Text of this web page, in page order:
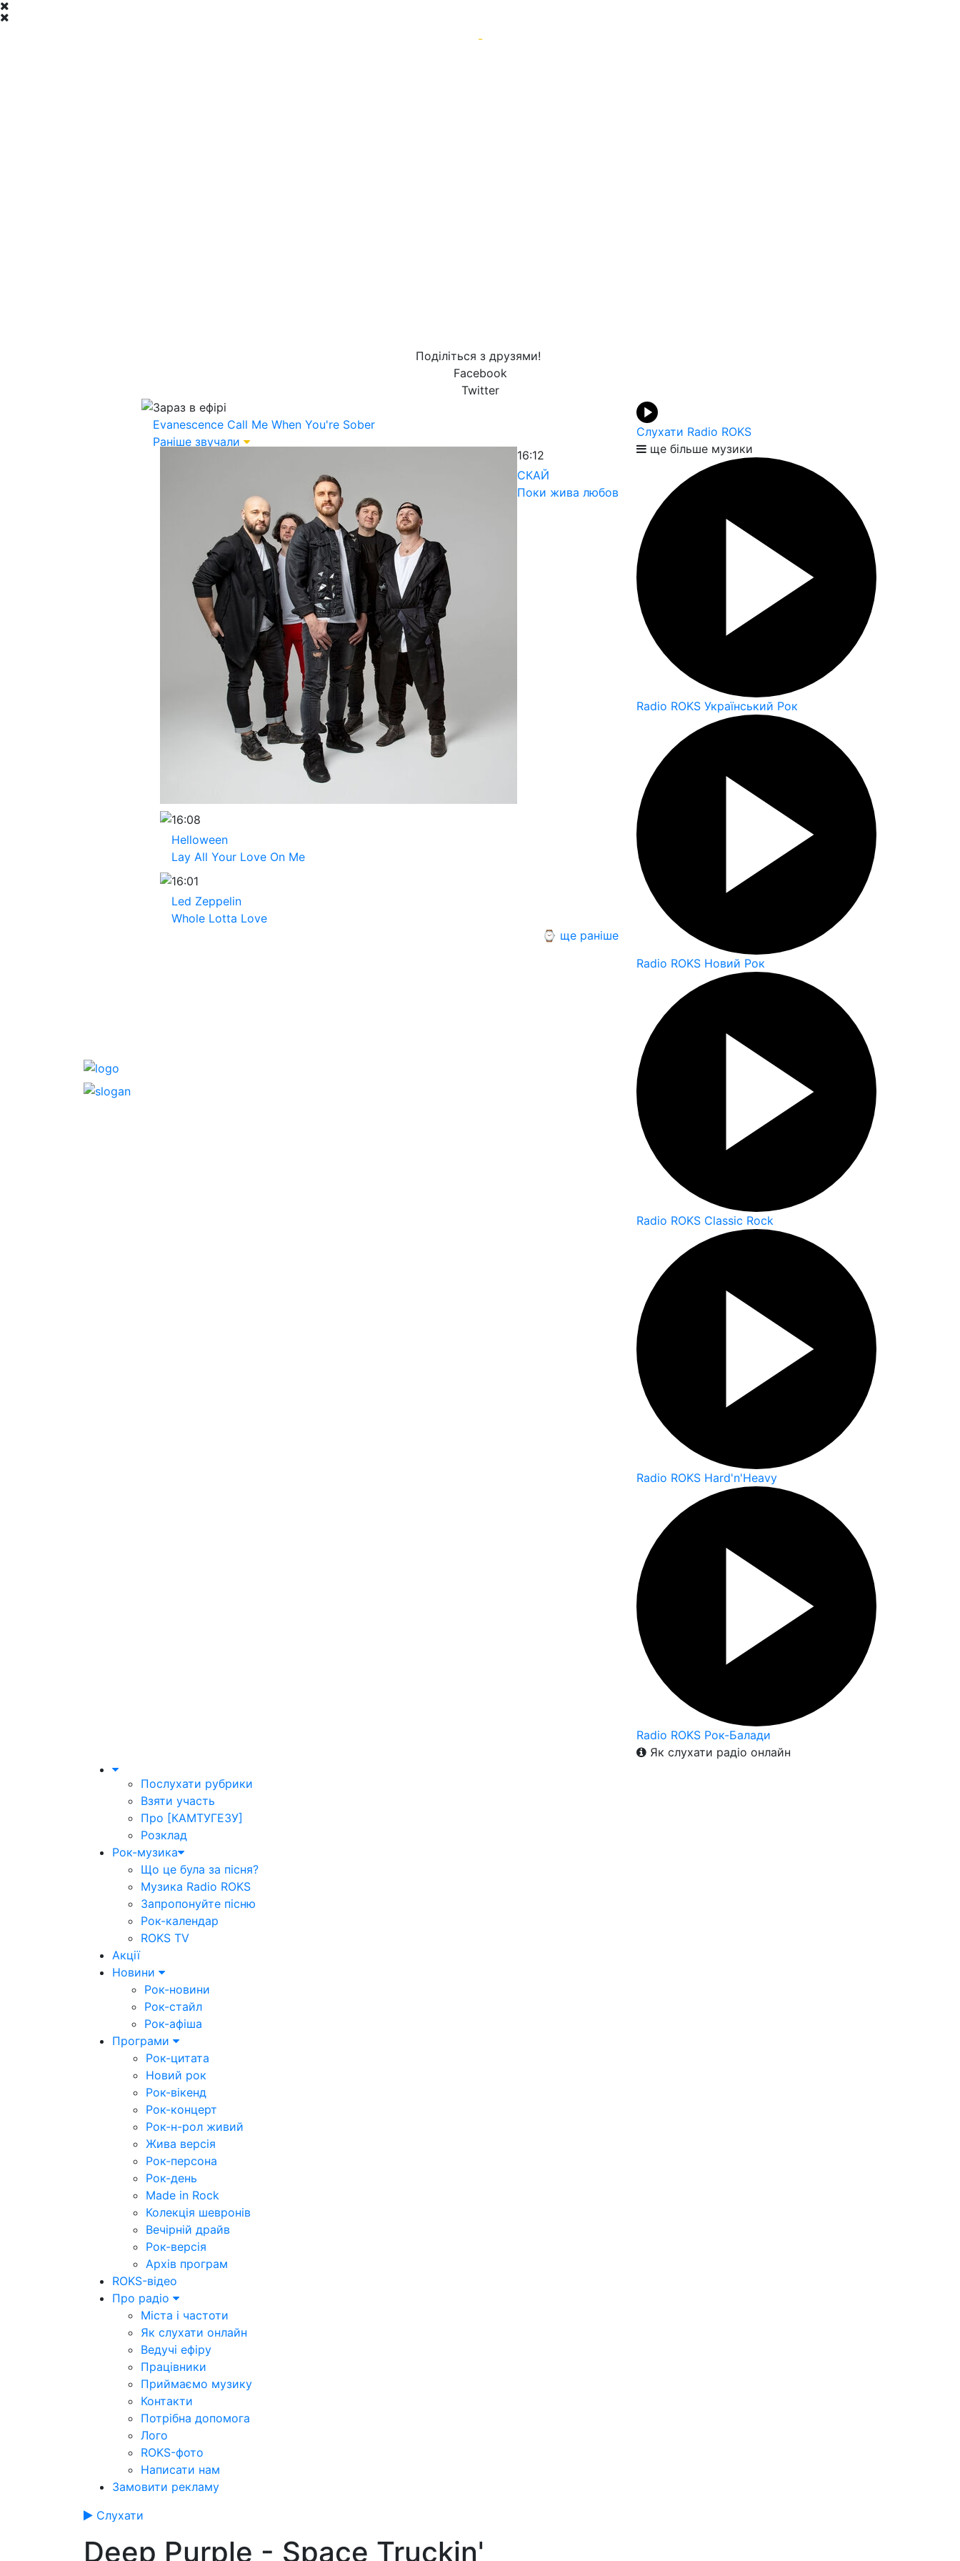
-
Поділіться з друзями!
Facebook
Twitter
Зараз в ефірі
Evanescence Call Me When You're Sober
Раніше звучали
16:12
СКАЙ
Поки жива любов
16:08
Helloween
Lay All Your Love On Me
16:01
Led Zeppelin
Whole Lotta Love
⌚ ще раніше
Слухати Radio ROKS
ще більше музики
Radio ROKS Український Рок
Radio ROKS Новий Рок
Radio ROKS Classic Rock
Radio ROKS Hard'n'Heavy
Radio ROKS Рок-Балади
Як слухати радіо онлайн
Послухати рубрики
Взяти участь
Про [КАМТУГЕЗУ]
Розклад
Рок-музика
Що це була за пісня?
Музика Radio ROKS
Запропонуйте пісню
Рок-календар
ROKS TV
Акції
Новини
Рок-новини
Рок-стайл
Рок-афіша
Програми
Рок-цитата
Новий рок
Рок-вікенд
Рок-концерт
Рок-н-рол живий
Жива версія
Рок-персона
Рок-день
Made in Rock
Колекція шевронів
Вечірній драйв
Рок-версія
Архів програм
ROKS-відео
Про радіо
Міста і частоти
Як слухати онлайн
Ведучі ефіру
Працівники
Приймаємо музику
Контакти
Потрібна допомога
Лого
ROKS-фото
Написати нам
Замовити рекламу
Слухати
Deep Purple - Space Truckin'